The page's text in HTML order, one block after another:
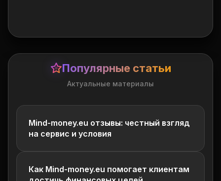
Популярные статьи
Актуальные материалы
Mind-money.eu отзывы: честный взгляд
на сервис и условия
Как Mind-money.eu помогает клиентам